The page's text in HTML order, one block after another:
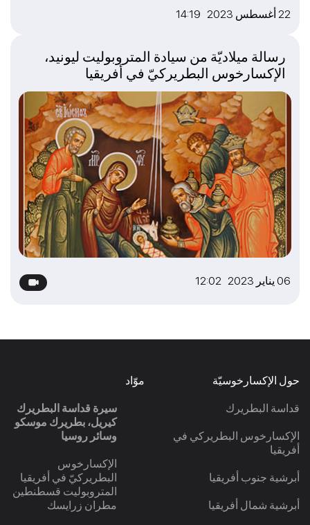
22 أغسطس 2023 14:19
06 يناير 2023 12:02
رسالة ميلاديّة من سيادة المتروبوليت ليونيد،
الإكسارخوس البطريركيّ في أفريقيا
حول الإكسارخوسيّة
قداسة البطريرك
الإكسارخوس البطريركي في
أفريقيا
أبرشية جنوب أفريقيا
أبرشية شمال أفريقيا
موّاد
سيرة قداسة البطريرك
كيريل، بطريرك موسكو
وسائر روسيا
الإكسارخوس
البطريركيّ في أفريقيا
المتروبوليت قسطنطين
مطران زرايسك